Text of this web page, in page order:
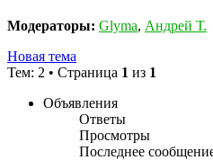
Модераторы: Glyma, Андрей Т.
Новая тема
Тем: 2 • Страница 1 из 1
Объявления
Ответы
Просмотры
Последнее